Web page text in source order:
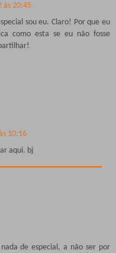
às 20:45
sou eu. Claro! Por que eu
como esta se eu não fosse
10:16
aqui. bj
de especial, a não ser por